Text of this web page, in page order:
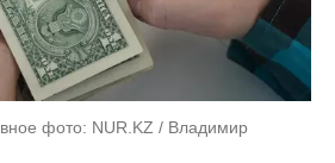
фото: NUR.KZ / Владимир